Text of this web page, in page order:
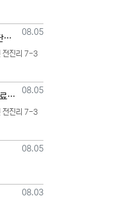
등록일
08.05
인스케이프 양양 by 파르나스 단일 본부 모집
전진리 7-3
등록일
08.05
(대우건설 시공) 역대 최대 수수료 지급, 단독 단일 영업본부 선착순 모집 (팀,팀원 개별문의 가능)
전진리 7-3
등록일
08.05
등록일
08.03